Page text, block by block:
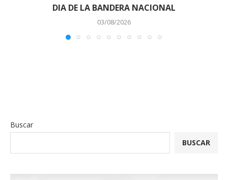
DIA DE LA BANDERA NACIONAL
03/08/2026
Buscar
BUSCAR